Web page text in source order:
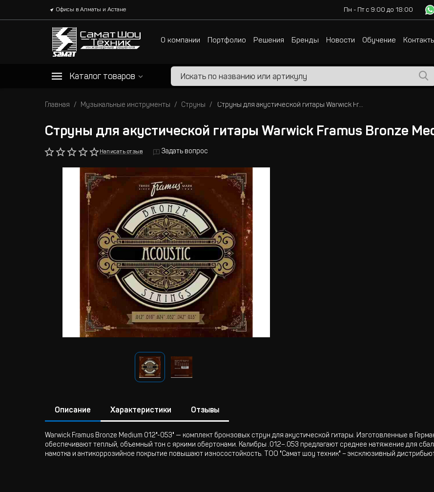
Офисы в Алматы и Астане Пн - Пт с 9:00 до 18:00
О компании Портфолио Решения Бренды Новости Обучение
Каталог товаров
Главная Музыкальные инструменты Струны Струны для акустической гитары Warwick Framus Bronze Medium 012 - 053
Струны для акустической гитары Warwick Framus Bronze
Написать отзыв Задать вопрос
Описание Характеристики Отзывы
Warwick Framus Bronze Medium 012"-053" — комплект бронзовых струн для акустической гитары. Изготовленные в
обеспечивают теплый, объемный тон с яркими обертонами. Калибры .012–.053 предлагают среднее натяжение для
намотка и антикоррозийное покрытие повышают износостойкость. ТОО "Самат шоу техник" – эксклюзивный